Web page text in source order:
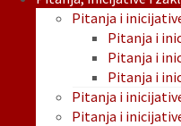
Pitanja i
Pitanja i
Pitanja i
Pitanja i
Pitanja i
Pitanja i